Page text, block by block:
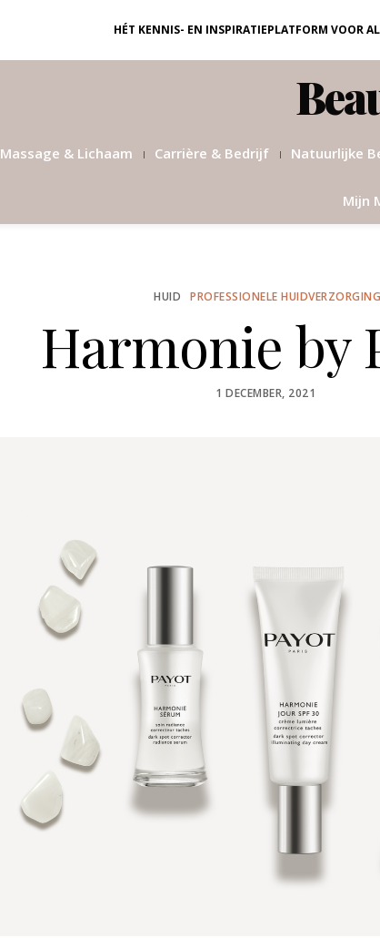
HÉT KENNIS- EN INSPIRATIEPLATFORM VOOR
Massage & Lichaam Carrière & Bedrijf Natuurlijke
Mijn
HUID PROFESSIONELE HUIDVERZORGING
Harmonie by
POSTED
1 DECEMBER, 2021